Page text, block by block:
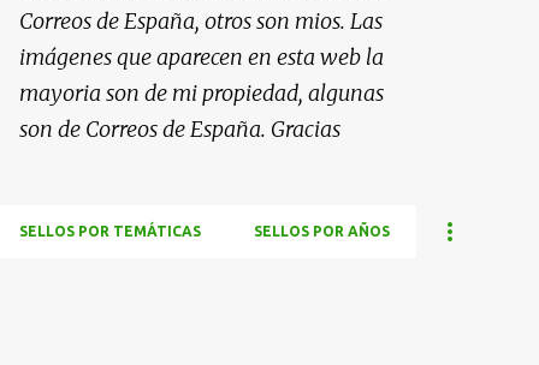
Correos de España, otros son mios. Las
imágenes que aparecen en esta web la
mayoria son de mi propiedad, algunas
son de Correos de España. Gracias
SELLOS POR TEMÁTICAS SELLOS POR AÑOS